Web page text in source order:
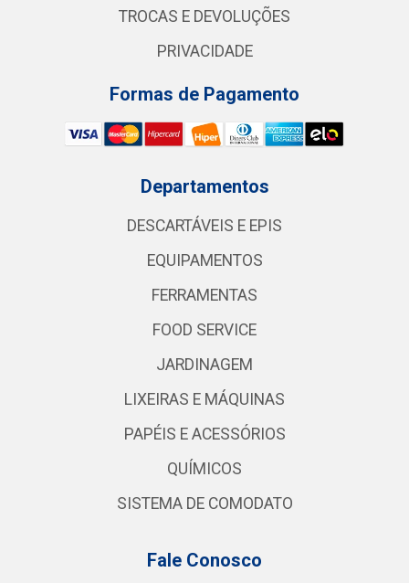
TROCAS E DEVOLUÇÕES
PRIVACIDADE
Formas de Pagamento
Departamentos
DESCARTÁVEIS E EPIS
EQUIPAMENTOS
FERRAMENTAS
FOOD SERVICE
JARDINAGEM
LIXEIRAS E MÁQUINAS
PAPÉIS E ACESSÓRIOS
QUÍMICOS
SISTEMA DE COMODATO
Fale Conosco